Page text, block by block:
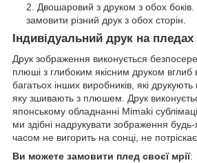
Двошаровий з друком з обох
замовити різний друк з обох сторін.
Індивідуальний друк на пледах
Друк зображення виконується
плюші з глибоким якісним друком вглиб
багатьох інших виробників, які друкують
яку зшивають з плюшем. Друк
японському обладнанні Mimaki
ми здібні надрукувати зображення будь-
часом не вигорить на сонці, не
Ви можете замовити плед своєї мрії: